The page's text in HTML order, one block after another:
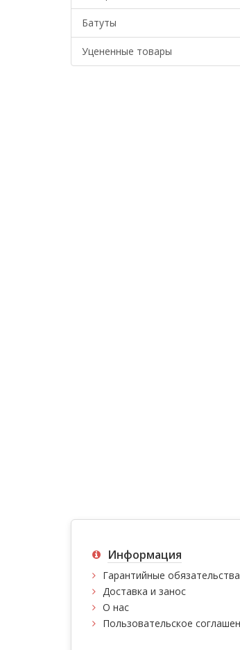
Батуты
Уцененные товары
Информация
Гарантийные обязательства
Доставка и занос
О нас
Пользовательское